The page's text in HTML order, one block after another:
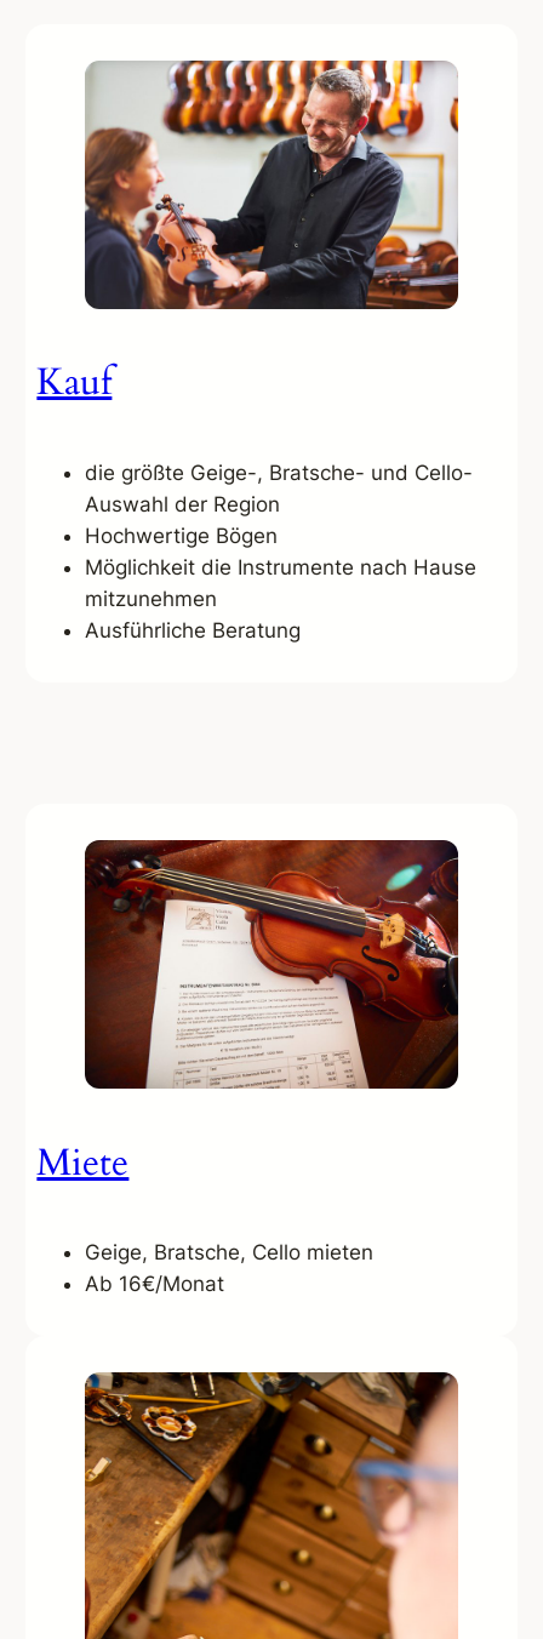
Kauf
die größte Geige-, Bratsche- und Cello-
Auswahl der Region
Hochwertige Bögen
Möglichkeit die Instrumente nach Hause
mitzunehmen
Ausführliche Beratung
Miete
Geige, Bratsche, Cello mieten
Ab 16€/Monat